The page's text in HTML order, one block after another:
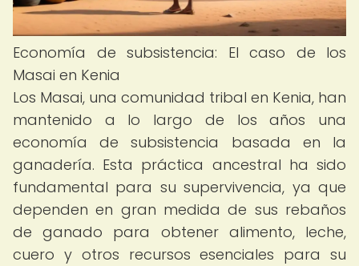
Economía de subsistencia: El caso de los
Masai en Kenia
Los Masai, una comunidad tribal en Kenia, han
mantenido a lo largo de los años una
economía de subsistencia basada en la
ganadería. Esta práctica ancestral ha sido
fundamental para su supervivencia, ya que
dependen en gran medida de sus rebaños
de ganado para obtener alimento, leche,
cuero y otros recursos esenciales para su